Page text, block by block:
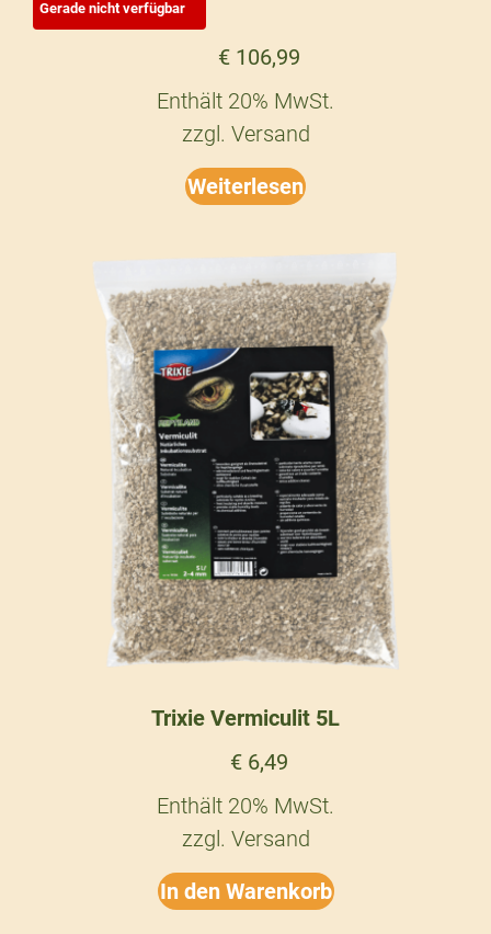
€ 106,99
Enthält 20% MwSt.
zzgl. Versand
Weiterlesen
Trixie Vermiculit 5L
€ 6,49
Enthält 20% MwSt.
zzgl. Versand
In den Warenkorb